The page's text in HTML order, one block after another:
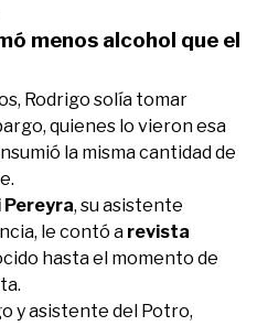
menos alcohol que el
Rodrigo solía tomar
quienes lo vieron esa
la misma cantidad de
Pereyra, su asistente
le contó a revista
hasta el momento de
y asistente del Potro,